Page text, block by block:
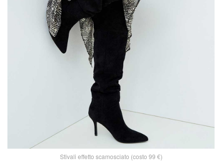
Stivali effetto scamosciato (costo 99 €)